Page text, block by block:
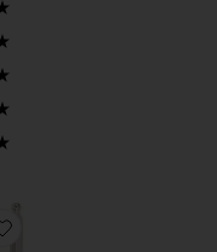
Favorite EVER RECOVERY OIL